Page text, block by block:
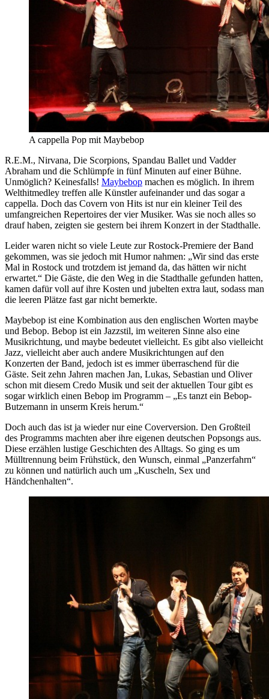
A cappella Pop mit Maybebop
R.E.M., Nirvana, Die Scorpions, Spandau Ballet und Vadder
Abraham und die Schlümpfe in fünf Minuten auf einer Bühne.
Unmöglich? Keinesfalls! Maybebop machen es möglich. In ihrem
Welthitmedley treffen alle Künstler aufeinander und das sogar a
cappella. Doch das Covern von Hits ist nur ein kleiner Teil des
umfangreichen Repertoires der vier Musiker. Was sie noch alles so
drauf haben, zeigten sie gestern bei ihrem Konzert in der Stadthalle.
Leider waren nicht so viele Leute zur Rostock-Premiere der Band
gekommen, was sie jedoch mit Humor nahmen: „Wir sind das erste
Mal in Rostock und trotzdem ist jemand da, das hätten wir nicht
erwartet.“ Die Gäste, die den Weg in die Stadthalle gefunden hatten,
kamen dafür voll auf ihre Kosten und jubelten extra laut, sodass man
die leeren Plätze fast gar nicht bemerkte.
Maybebop ist eine Kombination aus den englischen Worten maybe
und Bebop. Bebop ist ein Jazzstil, im weiteren Sinne also eine
Musikrichtung, und maybe bedeutet vielleicht. Es gibt also vielleicht
Jazz, vielleicht aber auch andere Musikrichtungen auf den
Konzerten der Band, jedoch ist es immer überraschend für die
Gäste. Seit zehn Jahren machen Jan, Lukas, Sebastian und Oliver
schon mit diesem Credo Musik und seit der aktuellen Tour gibt es
sogar wirklich einen Bebop im Programm – „Es tanzt ein Bebop-
Butzemann in unserm Kreis herum.“
Doch auch das ist ja wieder nur eine Coverversion. Den Großteil
des Programms machten aber ihre eigenen deutschen Popsongs aus.
Diese erzählen lustige Geschichten des Alltags. So ging es um
Mülltrennung beim Frühstück, den Wunsch, einmal „Panzerfahrn“
zu können und natürlich auch um „Kuscheln, Sex und
Händchenhalten“.